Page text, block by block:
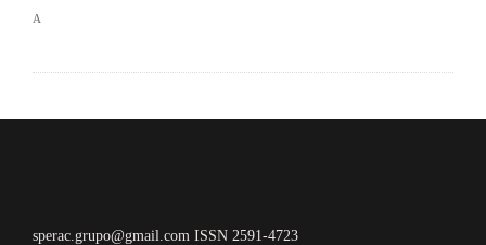
sperac.grupo@gmail.com ISSN 2591-4723